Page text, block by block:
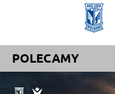
POLECAMY